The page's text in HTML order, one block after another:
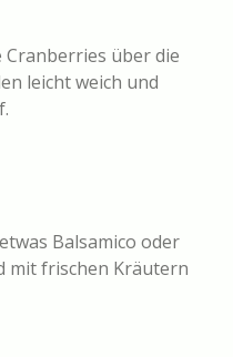
über die
leicht weich und
Balsamico oder
mit frischen Kräutern